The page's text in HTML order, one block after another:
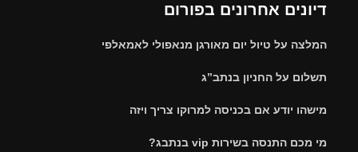
דיונים אחרונים בפורום
המלצה על טיול יום מאורגן מנאפולי לאמאלפי
תשלום על החניון בנתב”ג
מישהו יודע אם בכניסה למרוקו צריך ויזה
מי מכם התנסה בשירות vip בנתבג?